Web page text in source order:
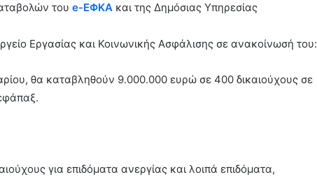
του e-ΕΦΚΑ και της Δημόσιας Υπηρεσίας
Εργασίας και Κοινωνικής Ασφάλισης σε ανακοίνωσή του:
θα καταβληθούν 9.000.000 ευρώ σε 400 δικαιούχους σε
για επιδόματα ανεργίας και λοιπά επιδόματα,